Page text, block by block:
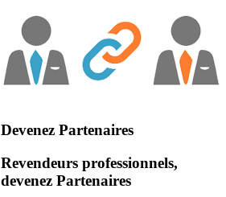
Devenez Partenaires
Revendeurs professionnels,
devenez Partenaires